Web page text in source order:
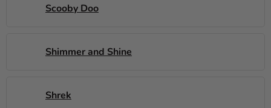
Scooby Doo
Shimmer and Shine
Shrek